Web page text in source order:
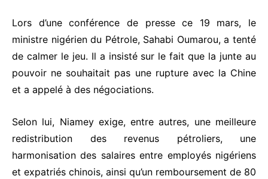
Lors d’une conférence de presse ce 19 mars, le
ministre nigérien du Pétrole, Sahabi Oumarou, a tenté
de calmer le jeu. Il a insisté sur le fait que la junte au
pouvoir ne souhaitait pas une rupture avec la Chine
et a appelé à des négociations.
Selon lui, Niamey exige, entre autres, une meilleure
redistribution des revenus pétroliers, une
harmonisation des salaires entre employés nigériens
et expatriés chinois, ainsi qu’un remboursement de 80